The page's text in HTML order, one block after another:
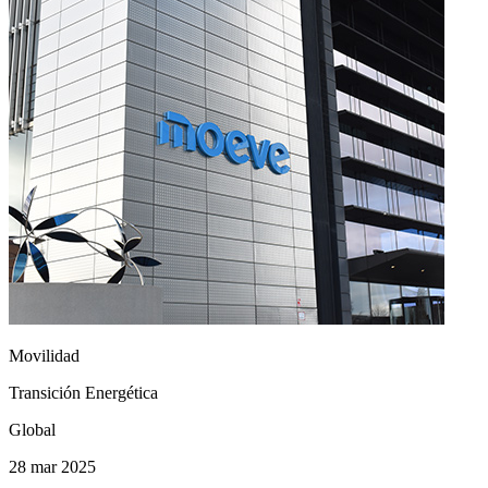
Movilidad
Transición Energética
Global
28 mar 2025